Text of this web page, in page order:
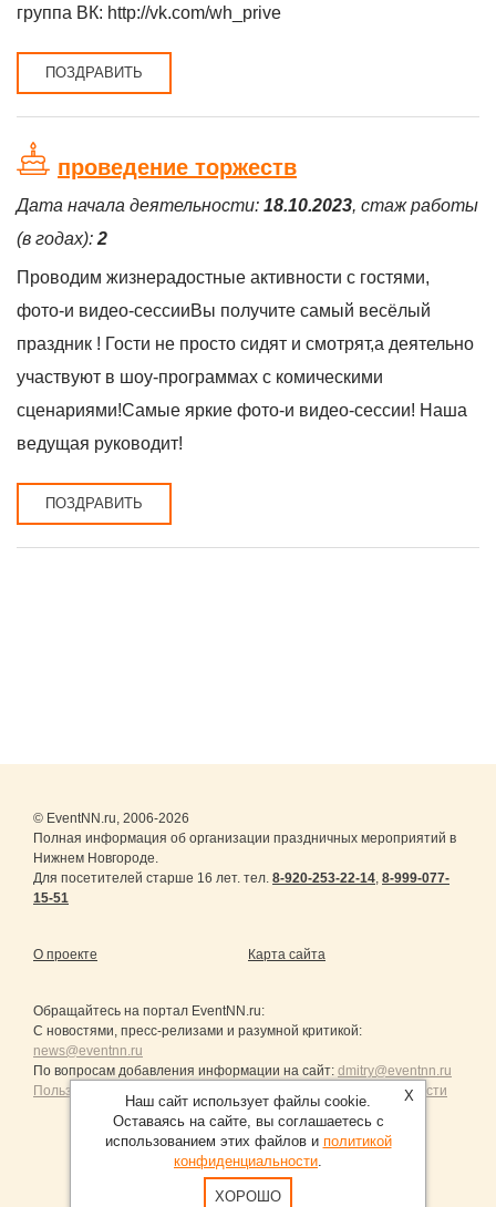
группа ВК: http://vk.com/wh_prive
ПОЗДРАВИТЬ
проведение торжеств
Дата начала деятельности: 18.10.2023, стаж работы
(в годах): 2
Проводим жизнерадостные активности с гостями,
фото-и видео-сессииВы получите самый весёлый
праздник ! Гости не просто сидят и смотрят,а деятельно
участвуют в шоу-программах с комическими
сценариями!Самые яркие фото-и видео-сессии! Наша
ведущая руководит!
ПОЗДРАВИТЬ
© EventNN.ru, 2006-2026
Полная информация об организации праздничных мероприятий в
Нижнем Новгороде.
Для посетителей старше 16 лет. тел. 8-920-253-22-14, 8-999-077-
15-51
О проекте Карта сайта
Обращайтесь на портал EventNN.ru:
С новостями, пресс-релизами и разумной критикой:
news@eventnn.ru
По вопросам добавления информации на сайт: dmitry@eventnn.ru
Пользовательское Соглашение и политика конфиденциальности
Продвижение сайтов Санкт-Петербург
X
Наш сайт использует файлы cookie.
Оставаясь на сайте, вы соглашаетесь с
использованием этих файлов и политикой
конфиденциальности.
ХОРОШО